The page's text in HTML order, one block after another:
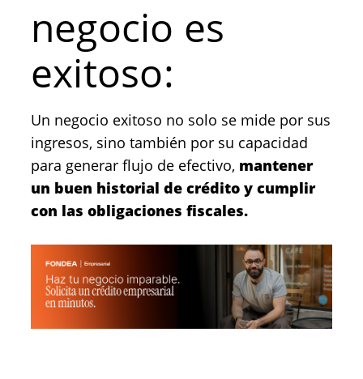
negocio es
exitoso:
Un negocio exitoso no solo se mide por sus
ingresos, sino también por su capacidad
para generar flujo de efectivo, mantener
un buen historial de crédito y cumplir
con las obligaciones fiscales.